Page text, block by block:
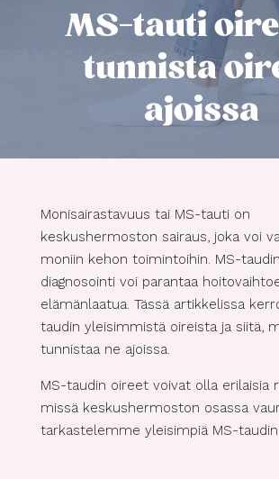
MS-tauti
tunnista
ajoissa
Monisairastavuus tai MS-tauti on
keskushermoston sairaus, joka voi
moniin kehon toimintoihin. MS-
diagnosointi voi parantaa
elämänlaatua. Tässä artikkelissa
taudin yleisimmistä oireista ja siitä,
tunnistaa ne ajoissa.
MS-taudin oireet voivat olla erilaisia
missä keskushermoston osassa
tarkastelemme yleisimpiä MS-